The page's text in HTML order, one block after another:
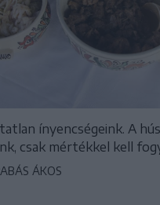
ínyencségeink. A
csak mértékkel kell
ÁKOS